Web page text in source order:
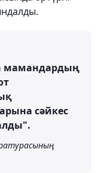
мамандардың
сәйкес